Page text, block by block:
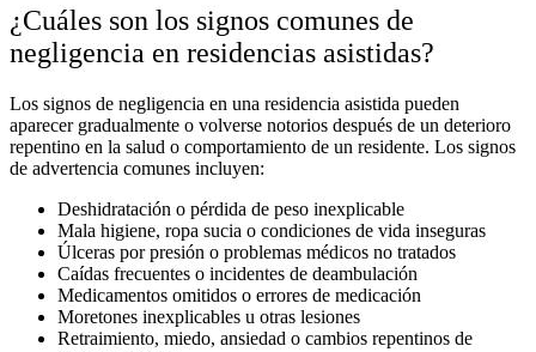
¿Cuáles son los signos comunes de
negligencia en residencias asistidas?
Los signos de negligencia en una residencia asistida pueden
aparecer gradualmente o volverse notorios después de un deterioro
repentino en la salud o comportamiento de un residente. Los signos
de advertencia comunes incluyen:
Deshidratación o pérdida de peso inexplicable
Mala higiene, ropa sucia o condiciones de vida inseguras
Úlceras por presión o problemas médicos no tratados
Caídas frecuentes o incidentes de deambulación
Medicamentos omitidos o errores de medicación
Moretones inexplicables u otras lesiones
Retraimiento, miedo, ansiedad o cambios repentinos de